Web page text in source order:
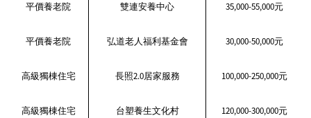
平價養老院 雙連安養中心 35,000-55,000元
平價養老院 弘道老人福利基金會 30,000-50,000元
高級獨棟住宅 長照2.0居家服務 100,000-250,000元
高級獨棟住宅 台塑養生文化村 120,000-300,000元